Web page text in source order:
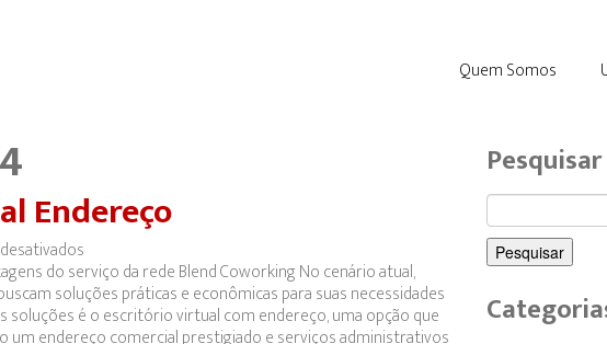
Quem Somos
Endereço
Escritório
Virtual
Endereço
do serviço da rede Blend Coworking No cenário atual,
soluções práticas e econômicas para suas necessidades
soluções é o escritório virtual com endereço, uma opção que
Pesquisar
Pesquisar
por: